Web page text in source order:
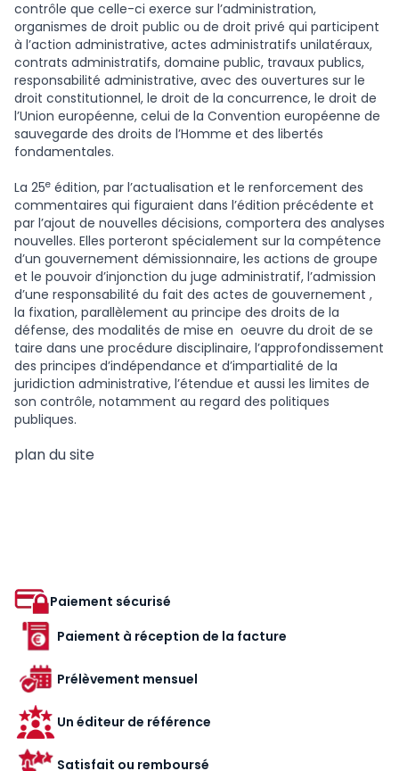
contrôle que celle-ci exerce sur l’administration,
organismes de droit public ou de droit privé qui participent
à l’action administrative, actes administratifs unilatéraux,
contrats administratifs, domaine public, travaux publics,
responsabilité administrative, avec des ouvertures sur le
droit constitutionnel, le droit de la concurrence, le droit de
l’Union européenne, celui de la Convention européenne de
sauvegarde des droits de l’Homme et des libertés
fondamentales.
La 25e édition, par l’actualisation et le renforcement des
commentaires qui figuraient dans l’édition précédente et
par l’ajout de nouvelles décisions, comportera des analyses
nouvelles. Elles porteront spécialement sur la compétence
d’un gouvernement démissionnaire, les actions de groupe
et le pouvoir d’injonction du juge administratif, l’admission
d’une responsabilité du fait des actes de gouvernement ,
la fixation, parallèlement au principe des droits de la
défense, des modalités de mise en oeuvre du droit de se
taire dans une procédure disciplinaire, l’approfondissement
des principes d’indépendance et d’impartialité de la
juridiction administrative, l’étendue et aussi les limites de
son contrôle, notamment au regard des politiques
publiques.
plan du site
Paiement sécurisé
Paiement à réception de la facture
Prélèvement mensuel
Un éditeur de référence
Satisfait ou remboursé